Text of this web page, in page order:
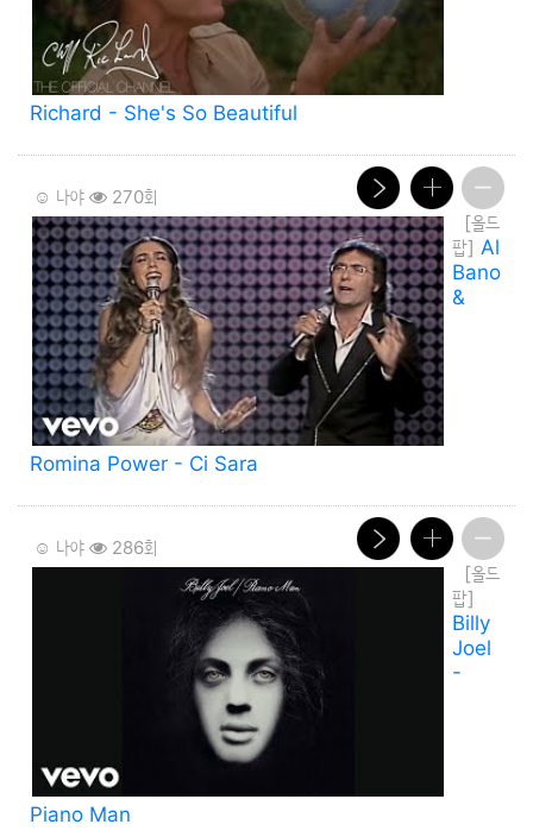
Richard - She's So Beautiful
☺️ 나야 270회
[올드
팝] Al
Bano
&
Romina Power - Ci Sara
☺️ 나야 286회
[올드
팝]
Billy
Joel
-
Piano Man